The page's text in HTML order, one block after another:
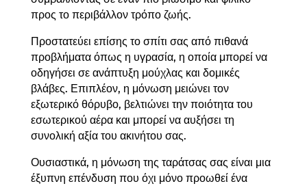
προς το περιβάλλον τρόπο ζωής.
Προστατεύει επίσης το σπίτι σας από πιθανά
προβλήματα όπως η υγρασία, η οποία μπορεί να
οδηγήσει σε ανάπτυξη μούχλας και δομικές
βλάβες. Επιπλέον, η μόνωση μειώνει τον
εξωτερικό θόρυβο, βελτιώνει την ποιότητα του
εσωτερικού αέρα και μπορεί να αυξήσει τη
συνολική αξία του ακινήτου σας.
Ουσιαστικά, η μόνωση της ταράτσας σας είναι μια
έξυπνη επένδυση που όχι μόνο προωθεί ένα